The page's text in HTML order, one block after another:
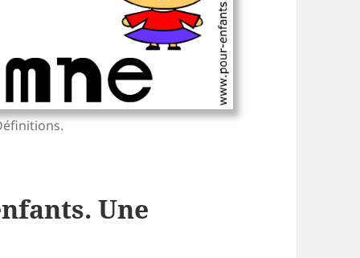
Une